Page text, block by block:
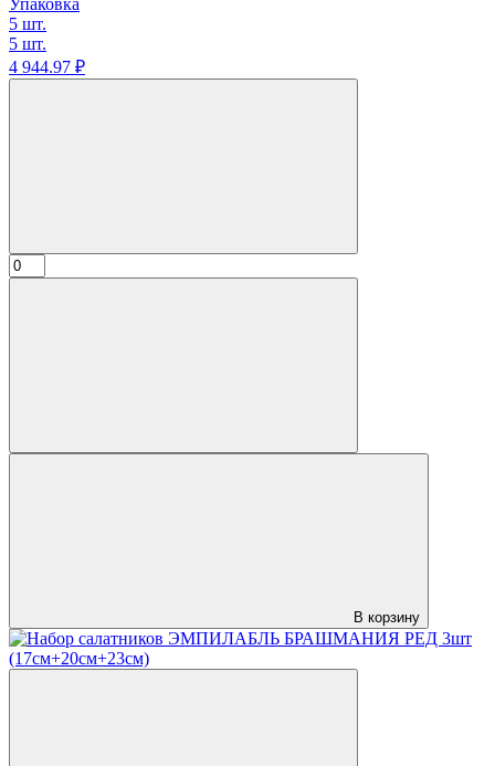
Упаковка
5 шт.
5 шт.
4 944.97 ₽
В корзину